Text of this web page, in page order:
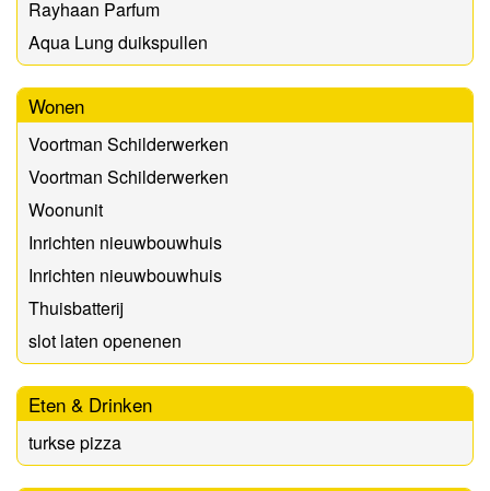
Rayhaan Parfum
Aqua Lung duikspullen
Wonen
Voortman Schilderwerken
Voortman Schilderwerken
Woonunit
Inrichten nieuwbouwhuis
Inrichten nieuwbouwhuis
Thuisbatterij
slot laten openenen
Eten & Drinken
turkse pizza